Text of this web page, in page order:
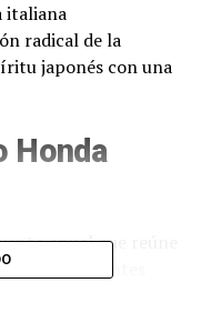
italiana
radical de la
japonés con una
Honda
anual que reúne
de diferentes